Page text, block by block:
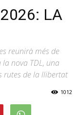
LA
reunirà més de
nova TDL, una
rutes de la llibertat
1012